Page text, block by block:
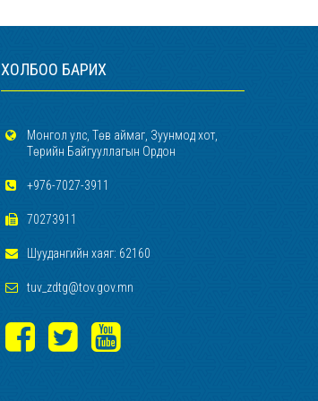
ХОЛБОО БАРИХ
Монгол улс, Төв аймаг, Зуунмод хот,
Төрийн Байгууллагын Ордон
+976-7027-3911
70273911
Шуудангийн хаяг: 62160
tuv_zdtg@tov.gov.mn